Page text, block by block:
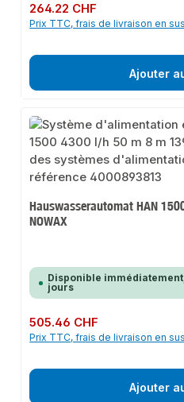
Prix régulier :
264.22 CHF
Prix TTC, frais de livraison en sus
Ajouter
Hauswasserautomat HAN
NOWAX
Disponible
jours
Prix régulier :
505.46 CHF
Prix TTC, frais de livraison en sus
Ajouter